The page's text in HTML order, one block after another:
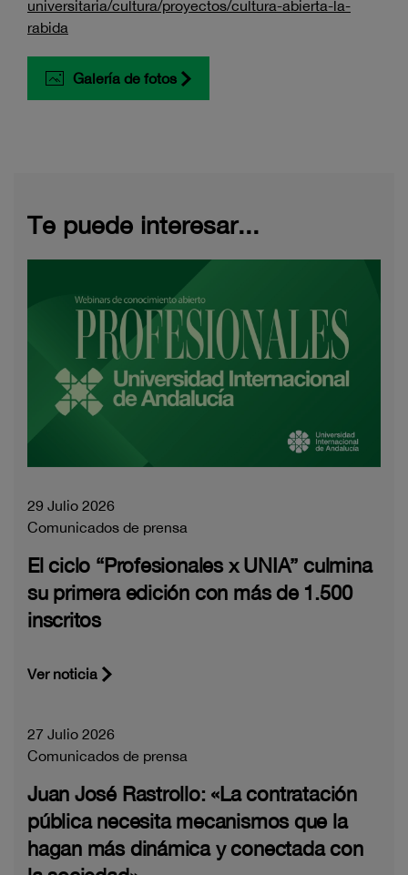
universitaria/cultura/proyectos/cultura-abierta-la-
rabida
Galería de fotos
Te puede interesar...
29 Julio 2026
Comunicados de prensa
El ciclo “Profesionales x UNIA” culmina
su primera edición con más de 1.500
inscritos
Ver noticia
27 Julio 2026
Comunicados de prensa
Juan José Rastrollo: «La contratación
pública necesita mecanismos que la
hagan más dinámica y conectada con